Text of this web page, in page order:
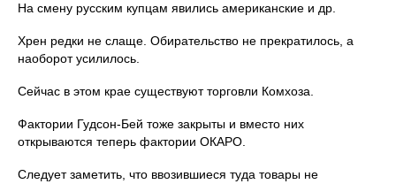
На смену русским купцам явились американские и др.
Хрен редки не слаще. Обирательство не прекратилось, а
наоборот усилилось.
Сейчас в этом крае существуют торговли Комхоза.
Фактории Гудсон-Бей тоже закрыты и вместо них
открываются теперь фактории ОКАРО.
Следует заметить, что ввозившиеся туда товары не